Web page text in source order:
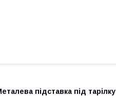
підставка під